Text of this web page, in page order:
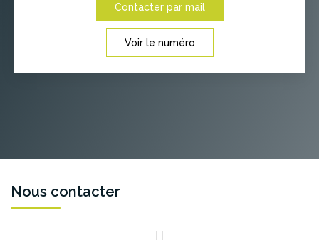
Contacter par mail
Voir le numéro
Nous contacter